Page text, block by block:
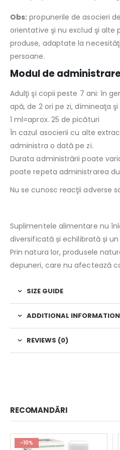
Obs: propunerile de asocieri
orientative şi nu exclud şi alte
produse, adaptate la
persoane.
Modul de
Adulţi şi copii peste 7 ani: în
apă, de 2 ori pe zi, dimineaţa
1 ml=aprox. 25 de picături
În cazul asocierii cu alte
administra o dată pe zi.
Durata administrării poate
poate repeta administrarea
Nu se cunosc reacţii adverse
Suplimentele alimentare nu
diversificată și echilibrată și
Prin natura lor, produsele
depuneri, care nu afectează
SIZE GUIDE
ADDITIONAL INFORMATION
REVIEWS (0)
RECOMANDĂRI
-10%